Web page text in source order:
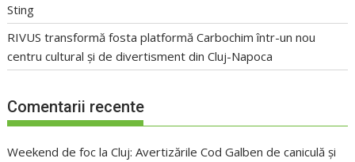
Sting
RIVUS transformă fosta platformă Carbochim într-un nou
centru cultural și de divertisment din Cluj-Napoca
Comentarii recente
Weekend de foc la Cluj: Avertizările Cod Galben de caniculă și